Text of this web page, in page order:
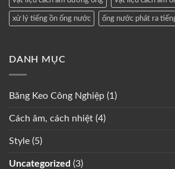
xử lý tiếng ồn ống nước ống nước phát ra
DANH MỤC
Băng Keo Công Nghiệp (1)
Cách âm, cách nhiệt (4)
Style (5)
Uncategorized (3)